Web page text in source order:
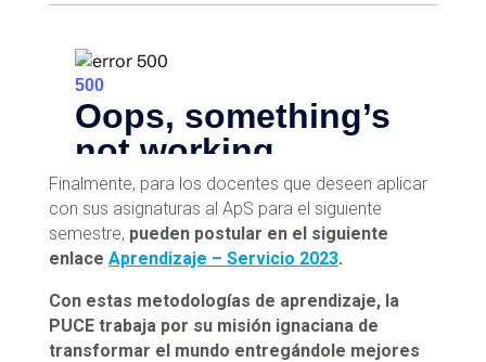
Finalmente, para los docentes que deseen aplicar
con sus asignaturas al ApS para el siguiente
semestre, pueden postular en el siguiente
enlace Aprendizaje – Servicio 2023.
Con estas metodologías de aprendizaje, la
PUCE trabaja por su misión ignaciana de
transformar el mundo entregándole mejores